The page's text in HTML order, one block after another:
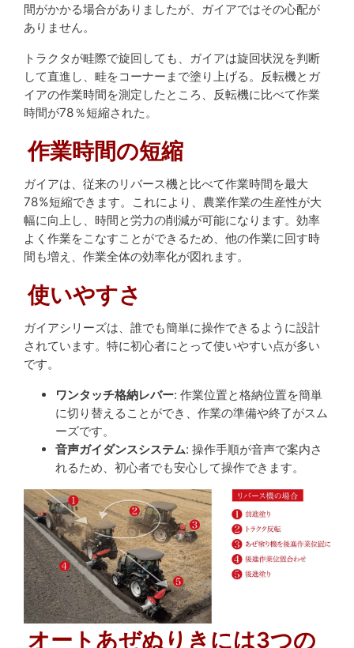
間がかかる場合がありましたが、ガイアではその心配が
ありません。
トラクタが畦際で旋回しても、ガイアは旋回状況を判断
して直進し、畦をコーナーまで塗り上げる。反転機とガ
イアの作業時間を測定したところ、反転機に比べて作業
時間が78％短縮された。
作業時間の短縮
ガイアは、従来のリバース機と比べて作業時間を最大
78%短縮できます。これにより、農業作業の生産性が大
幅に向上し、時間と労力の削減が可能になります。効率
よく作業をこなすことができるため、他の作業に回す時
間も増え、作業全体の効率化が図れます。
使いやすさ
ガイアシリーズは、誰でも簡単に操作できるように設計
されています。特に初心者にとって使いやすい点が多い
です。
ワンタッチ格納レバー: 作業位置と格納位置を簡単
に切り替えることができ、作業の準備や終了がスム
ーズです。
音声ガイダンスシステム: 操作手順が音声で案内さ
れるため、初心者でも安心して操作できます。
オートあぜぬりきには3つの